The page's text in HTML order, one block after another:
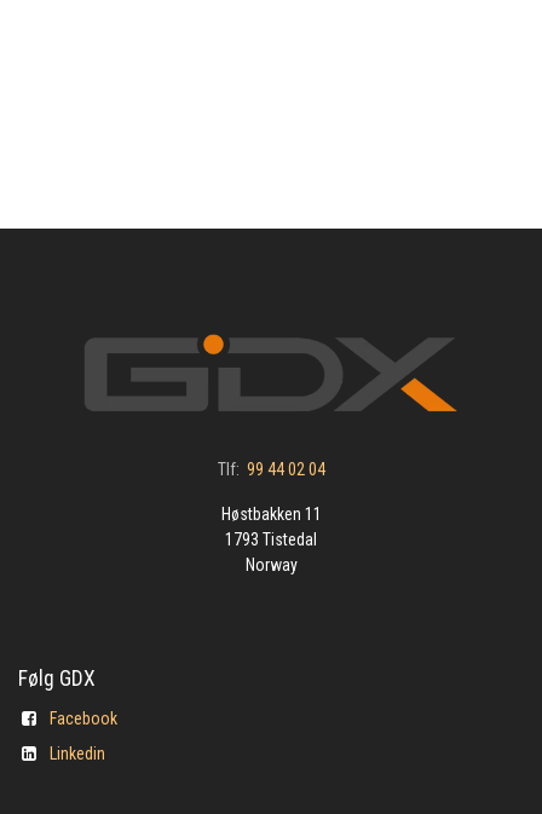
Tlf: 99 44 02 04
Høstbakken 11
1793 Tistedal
Norway
Følg GDX
Facebook
Linkedin